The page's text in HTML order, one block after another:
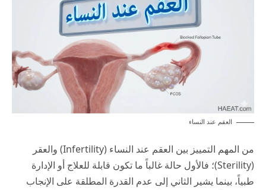
العقم عند النساء
من المهم التمييز بين العقم عند النساء (Infertility) والعقر
(Sterility)؛ فالأول حالة غالباً ما تكون قابلة للعلاج أو الإدارة
طبياً، بينما يشير الثاني إلى عدم القدرة المطلقة على الإنجاب